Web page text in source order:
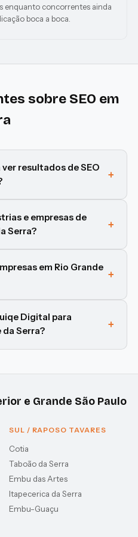
enquanto concorrentes ainda
boca a boca.
sobre SEO em
resultados de SEO
e empresas de
Serra?
em Rio Grande
Digital para
da Serra?
e Grande São Paulo
SUL / RAPOSO TAVARES
Cotia
Taboão da Serra
Embu das Artes
Itapecerica da Serra
Embu-Guaçu